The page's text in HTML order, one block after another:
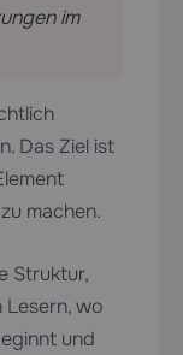
im
Das Ziel ist
machen.
Struktur,
Lesern, wo
und